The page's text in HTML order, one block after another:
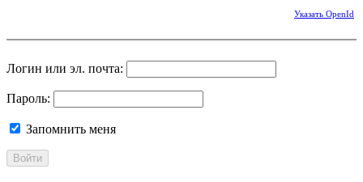
Указать OpenId
Логин или эл. почта:
Пароль:
Запомнить меня
Войти